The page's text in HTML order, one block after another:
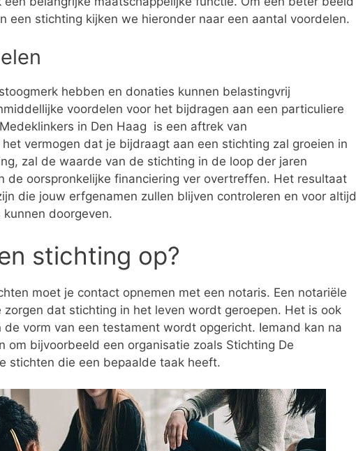
een stichting kijken we hieronder naar een aantal voordelen.
hebben en donaties kunnen belastingvrij
voordelen voor het bijdragen aan een particuliere
in Den Haag is een aftrek van
vermogen dat je bijdraagt aan een stichting zal groeien in
zal de waarde van de stichting in de loop der jaren
de oorspronkelijke financiering ver overtreffen. Het resultaat
die jouw erfgenamen zullen blijven controleren en voor altijd
doorgeven.
stichting op?
moet je contact opnemen met een notaris. Een notariële
dat stichting in het leven wordt geroepen. Het is ook
vorm van een testament wordt opgericht. Iemand kan na
om bijvoorbeeld een organisatie zoals Stichting De
stichten die een bepaalde taak heeft.